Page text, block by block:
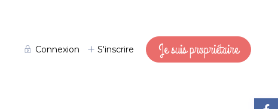
Connexion S'inscrire Je suis propriétaire